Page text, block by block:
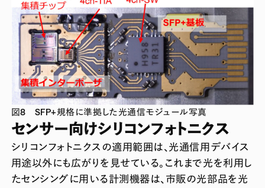
図8 SFP+規格に準拠した光通信モジュール写真
センサー向けシリコンフォトニクス
シリコンフォトニクスの適用範囲は、光通信用デバイス
用途以外にも広がりを見せている。これまで光を利用し
たセンシングに用いる計測機器は、市販の光部品を光